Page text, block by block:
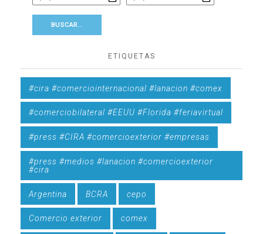
ETIQUETAS
#cira #comerciointernacional #lanacion #comex
#comerciobilateral #EEUU #Florida #feriavirtual
#press #CIRA #comercioexterior #empresas
#press #medios #lanacion #comercioexterior
#cira
Argentina BCRA cepo
Comercio exterior comex